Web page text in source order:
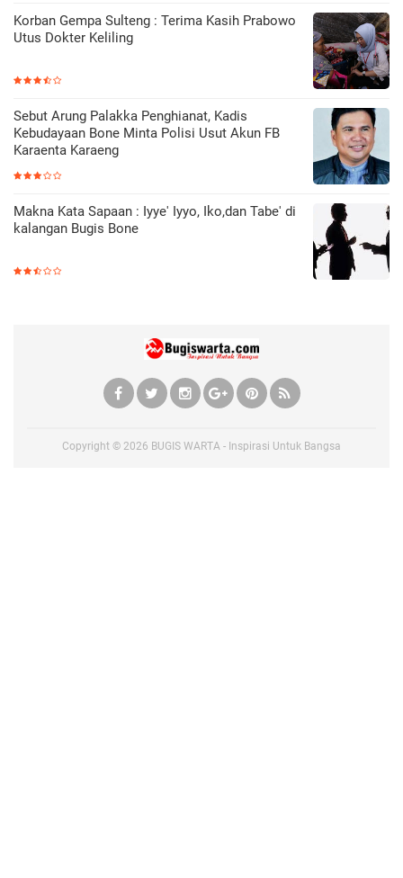
Korban Gempa Sulteng : Terima Kasih Prabowo
Utus Dokter Keliling
Sebut Arung Palakka Penghianat, Kadis
Kebudayaan Bone Minta Polisi Usut Akun FB
Karaenta Karaeng
Makna Kata Sapaan : Iyye' Iyyo, Iko,dan Tabe' di
kalangan Bugis Bone
Copyright © 2026 BUGIS WARTA - Inspirasi Untuk Bangsa